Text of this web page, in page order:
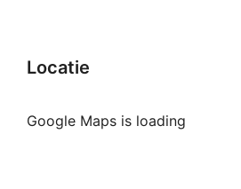
Locatie
Google Maps is loading